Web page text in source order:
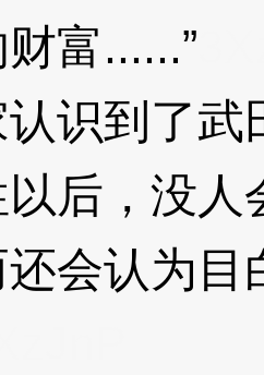
富......”
到了武
以后，没
会认为